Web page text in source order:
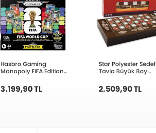
Hasbro Gaming
Monopoly FIFA Edition
3.199,90 TL
Star Polyester Sedef
Tavla Büyük Boy
2.509,90 TL